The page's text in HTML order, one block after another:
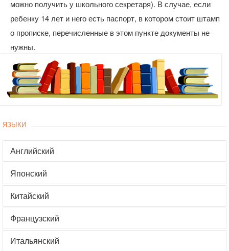
можно получить у школьного секретаря). В случае, если
ребенку 14 лет и него есть паспорт, в котором стоит штамп
о прописке, перечисленные в этом пункте документы не
нужны.
ЯЗЫКИ
Английский
Японский
Китайский
Французский
Итальянский